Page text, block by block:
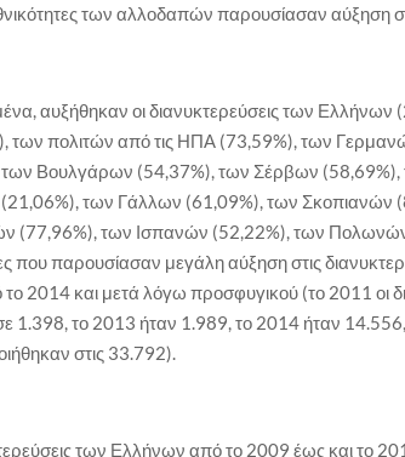
των αλλοδαπών παρουσίασαν αύξηση
αυξήθηκαν οι διανυκτερεύσεις των
των πολιτών από τις ΗΠΑ (73,59%), των
Βουλγάρων (54,37%), των Σέρβων
των Γάλλων (61,09%), των Σκοπιανών
(77,96%), των Ισπανών (52,22%), των
που παρουσίασαν μεγάλη αύξηση στις
το 2014 και μετά λόγω προσφυγικού (το 2011 οι
1.398, το 2013 ήταν 1.989, το 2014 ήταν
στις 33.792).
των Ελλήνων από το 2009 έως και το